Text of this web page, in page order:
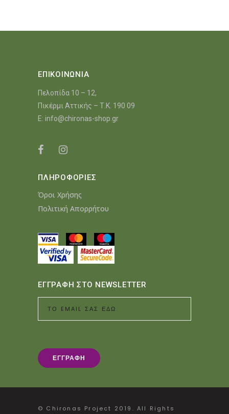
ΕΠΙΚΟΙΝΩΝΙΑ
Πελοπίδα 10 – 12,
Πικέρμι Αττικής – Τ.Κ. 190 09
E: info@chironas-shop.gr
ΠΛΗΡΟΦΟΡΙΕΣ
Όροι Χρήσης
Πολιτική Απορρήτου
ΕΓΓΡΑΦΗ ΣΤΟ NEWSLETTER
© Chironas Project 2019. All Rights